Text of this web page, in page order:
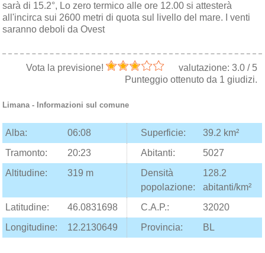
sarà di 15.2°, Lo zero termico alle ore 12.00 si attesterà
all'incirca sui 2600 metri di quota sul livello del mare. I venti
saranno deboli da Ovest
Vota la previsione! valutazione: 3.0/ 5
Punteggio ottenuto da 1 giudizi.
Limana- Informazioni sul comune
Alba: 06:08 Superficie:
39.2 km²
Tramonto:
20:23 Abitanti:
5027
Altitudine:
319 m
Densità
popolazione:
128.2
abitanti/km²
Latitudine:
46.0831698 C.A.P.:
32020
Longitudine:
12.2130649 Provincia: BL